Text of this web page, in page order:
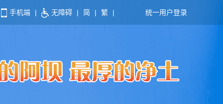
手机端 | 无障碍 | 简 | 繁 | 统一用户登录